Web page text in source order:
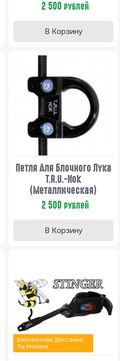
2 500 рублей
В Корзину
Петля Для Блочного Лука
T.R.U.-Nok
(Металлическая)
2 500 рублей
В Корзину
Бесплатная Доставка
По Москве